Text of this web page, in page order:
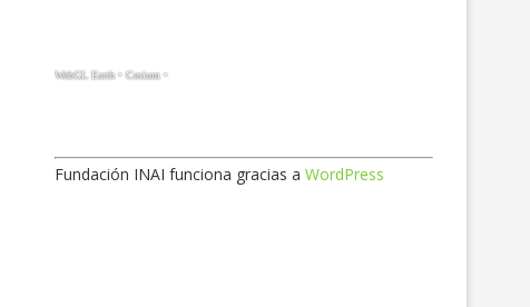
Fundación INAI funciona gracias a WordPress